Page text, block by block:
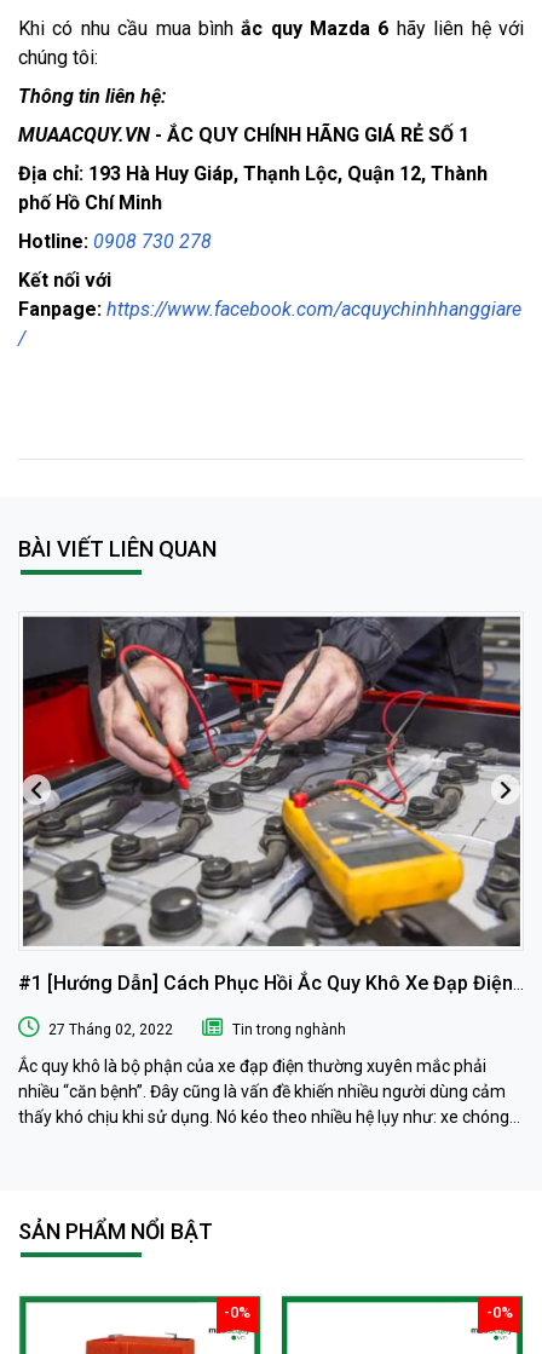
Khi có nhu cầu mua bình ắc quy Mazda 6 hãy liên hệ với
chúng tôi:
Thông tin liên hệ:
MUAACQUY.VN - ẮC QUY CHÍNH HÃNG GIÁ RẺ SỐ 1
Địa chỉ: 193 Hà Huy Giáp, Thạnh Lộc, Quận 12, Thành
phố Hồ Chí Minh
Hotline: 0908 730 278
Kết nối với
Fanpage: https://www.facebook.com/acquychinhhanggiare
/
BÀI VIẾT LIÊN QUAN
#1 [Hướng Dẫn] Cách Phục Hồi Ắc Quy Khô Xe Đạp Điện
Tại Nhà
27 Tháng 02, 2022 Tin trong nghành
Ắc quy khô là bộ phận của xe đạp điện thường xuyên mắc phải
nhiều “căn bệnh”. Đây cũng là vấn đề khiến nhiều người dùng cảm
thấy khó chịu khi sử dụng. Nó kéo theo nhiều hệ lụy như: xe chóng
cách đơn giản và hiệu quả như ở tiệm dưỡng nhé!
SẢN PHẨM NỔI BẬT
-0%
giảm
-0%
giảm